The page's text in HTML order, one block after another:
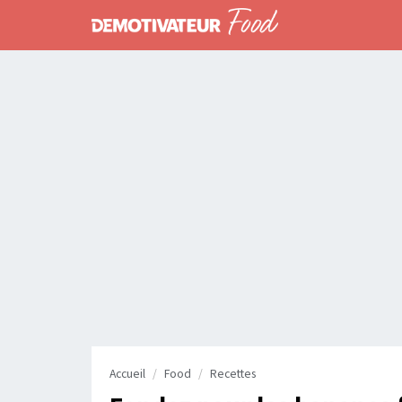
Accueil Food Recettes